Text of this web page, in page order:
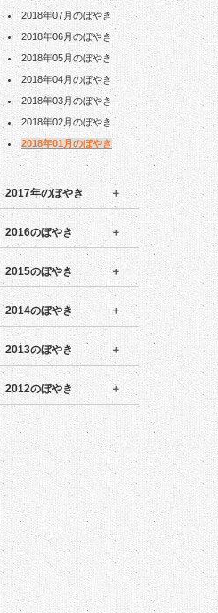
2018年07月のぼやき
2018年06月のぼやき
2018年05月のぼやき
2018年04月のぼやき
2018年03月のぼやき
2018年02月のぼやき
2018年01月のぼやき
2017年のぼやき
2016のぼやき
2015のぼやき
2014のぼやき
2013のぼやき
2012のぼやき